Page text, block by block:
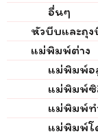
อื่นๆ
หัวบีบและถุ
แม่พิมพ์ต่าง
แม่พิมพ์อ
แม่พิมพ์ซิ
แม่พิมพ์ท
แม่พิมพ์